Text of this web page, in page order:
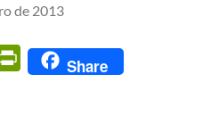
de 2013
PrintFriendly
Share